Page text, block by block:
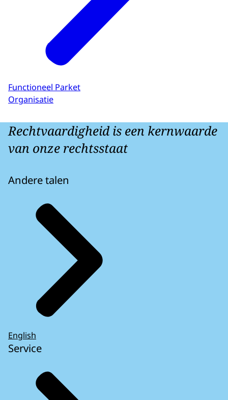
Functioneel Parket
Organisatie
Rechtvaardigheid is een kernwaarde
van onze rechtsstaat
Andere talen
English
Service